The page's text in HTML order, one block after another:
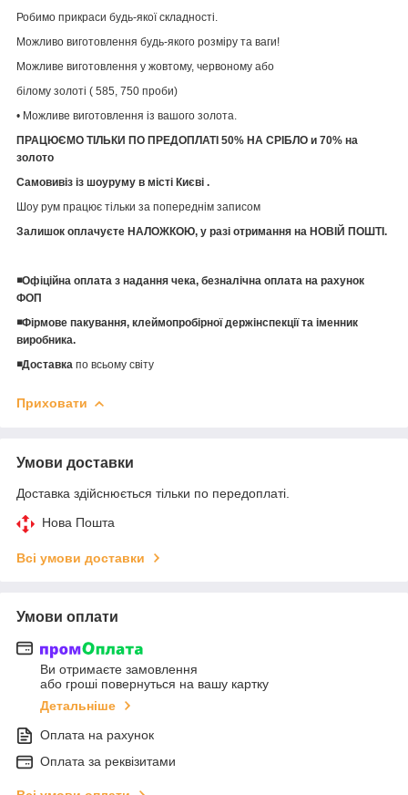
Робимо прикраси будь-якої складності.
Можливо виготовлення будь-якого розміру та ваги!
Можливе виготовлення у жовтому, червоному або
білому золоті ( 585, 750 проби)
• Можливе виготовлення із вашого золота.
ПРАЦЮЄМО ТІЛЬКИ ПО ПРЕДОПЛАТІ 50% НА СРІБЛО и 70% на
золото
Самовивіз із шоуруму в місті Києві .
Шоу рум працює тільки за попереднім записом
Залишок оплачуєте НАЛОЖКОЮ, у разі отримання на НОВІЙ ПОШТІ.
◾️Офіційна оплата з надання чека, безналічна оплата на рахунок
ФОП
◾️Фірмове пакування, клеймопробірної держінспекції та іменник
виробника.
◾️Доставка по всьому світу
Приховати
Умови доставки
Доставка здійснюється тільки по передоплаті.
Нова Пошта
Всі умови доставки
Умови оплати
Ви отримаєте замовлення
або гроші повернуться на вашу картку
Детальніше
Оплата на рахунок
Оплата за реквізитами